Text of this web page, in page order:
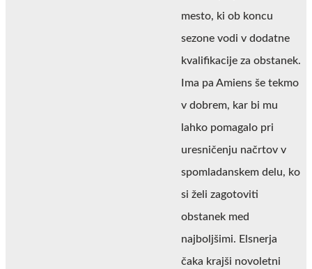
mesto, ki ob koncu
sezone vodi v dodatne
kvalifikacije za obstanek.
Ima pa Amiens še tekmo
v dobrem, kar bi mu
lahko pomagalo pri
uresničenju načrtov v
spomladanskem delu, ko
si želi zagotoviti
obstanek med
najboljšimi. Elsnerja
čaka krajši novoletni